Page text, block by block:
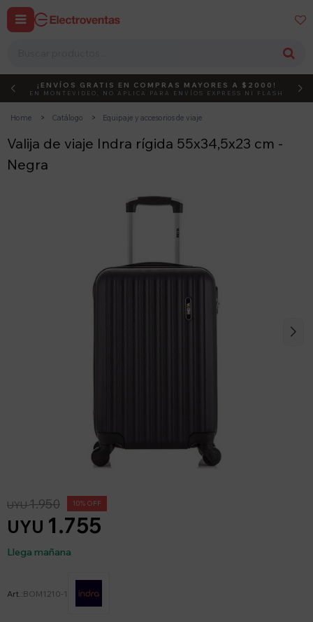
 
DEBUT ACTIVÁ EL CÓDIGO
¡ENVÍOS GRATIS EN COMPRAS MAYORES A $2000!
EN MONTEVIDEO, NO APLICA PARA ENVÍOS EXPRESS NI FLASH
Home Catálogo Equipaje y accesorios de viaje
Valija de viaje Indra rígida 55x34,5x23 cm -
Negra
UYU 1.755
UYU1.950 10
Llega mañana
BOM1210-1